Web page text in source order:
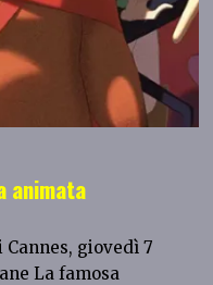
animata
giovedì 7
La famosa